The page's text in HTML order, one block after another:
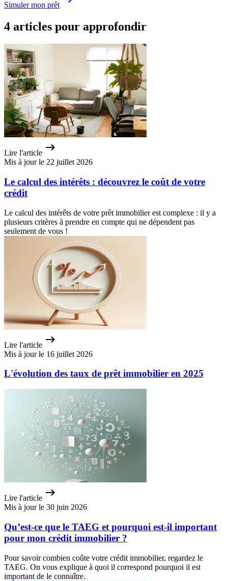
Simuler mon prêt
4 articles pour approfondir
Lire l'article
Mis à jour le 22 juillet 2026
Le calcul des intérêts : découvrez le coût de votre
crédit
Le calcul des intérêts de votre prêt immobilier est complexe : il y a
plusieurs critères à prendre en compte qui ne dépendent pas
seulement de vous !
Lire l'article
Mis à jour le 16 juillet 2026
L'évolution des taux de prêt immobilier en 2025
Lire l'article
Mis à jour le 30 juin 2026
Qu’est-ce que le TAEG et pourquoi est-il important
pour mon crédit immobilier ?
Pour savoir combien coûte votre crédit immobilier, regardez le
TAEG. On vous explique à quoi il correspond pourquoi il est
important de le connaître.